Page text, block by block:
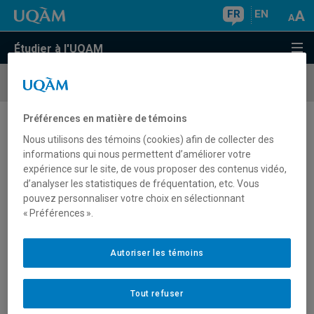
FR EN
Étudier à l'UQAM
Campus de
Partenaires - Campus de Longueuil
Pour la commande de vos livres
Pour vous perfectionner
Compétences
linguistiques
Préférences en matière de témoins
Nous utilisons des témoins (cookies) afin de collecter des
informations qui nous permettent d’améliorer votre
expérience sur le site, de vous proposer des contenus vidéo,
d’analyser les statistiques de fréquentation, etc. Vous
pouvez personnaliser votre choix en sélectionnant
« Préférences ».
Tout refuser
Autoriser les témoins